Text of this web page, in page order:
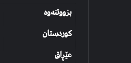
بزووتنەوە
کوردستان
عێڕاق